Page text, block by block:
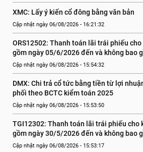
XMC: Lấy ý kiến cổ đông bằng văn bản
Cập nhật ngày 06/08/2026 - 16:21:32
ORS12502: Thanh toán lãi trái phiếu
gồm ngày 05/6/2026 đến và không bao
Cập nhật ngày 06/08/2026 - 15:54:32
DMX: Chi trả cổ tức bằng tiền từ lợi
phối theo BCTC kiểm toán 2025
Cập nhật ngày 06/08/2026 - 15:53:50
TGI12302: Thanh toán lãi trái phiếu cho
gồm ngày 30/5/2026 đến và không bao
Cập nhật ngày 06/08/2026 - 15:53:17